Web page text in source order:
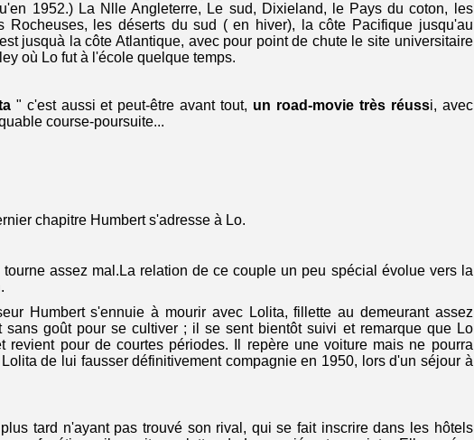
1952.) La Nlle Angleterre, Le sud, Dixieland, le Pays du coton, les
Rocheuses, les déserts du sud ( en hiver), la côte Pacifique jusqu'au
jusquà la côte Atlantique, avec pour point de chute le site universitaire
où Lo fut à l'école quelque temps.
" c'est aussi et peut-être avant tout, un road-movie très réussi, avec
course-poursuite...
chapitre Humbert s'adresse à Lo.
tourne assez mal.La relation de ce couple un peu spécial évolue vers la
Humbert s'ennuie à mourir avec Lolita, fillette au demeurant assez
sans goût pour se cultiver ; il se sent bientôt suivi et remarque que Lo
revient pour de courtes périodes. Il repère une voiture mais ne pourra
de lui fausser définitivement compagnie en 1950, lors d'un séjour à
tard n'ayant pas trouvé son rival, qui se fait inscrire dans les hôtels